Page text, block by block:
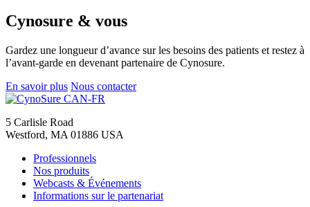
Cynosure & vous
Gardez une longueur d’avance sur les besoins des patients et restez à
l’avant-garde en devenant partenaire de Cynosure.
En savoir plus Nous contacter
5 Carlisle Road
Westford, MA 01886 USA
Professionnels
Nos produits
Webcasts & Événements
Informations sur le partenariat